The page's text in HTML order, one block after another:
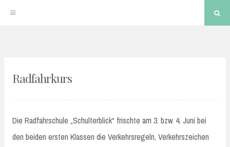
content
Radfahrkurs
Die Radfahrschule „Schulterblick“ frischte am 3. bzw. 4. Juni bei
den beiden ersten Klassen die Verkehrsregeln, Verkehrszeichen